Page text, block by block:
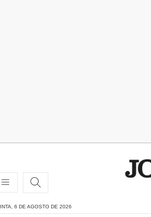
6 DE AGOSTO DE 2026